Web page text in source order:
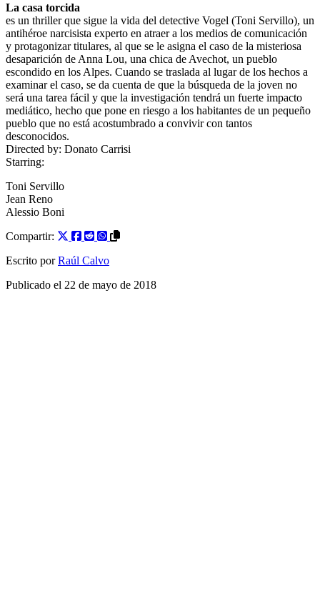
La casa torcida
es un thriller que sigue la vida del detective Vogel (Toni Servillo), un
antihéroe narcisista experto en atraer a los medios de comunicación
y protagonizar titulares, al que se le asigna el caso de la misteriosa
desaparición de Anna Lou, una chica de Avechot, un pueblo
escondido en los Alpes. Cuando se traslada al lugar de los hechos a
examinar el caso, se da cuenta de que la búsqueda de la joven no
será una tarea fácil y que la investigación tendrá un fuerte impacto
mediático, hecho que pone en riesgo a los habitantes de un pequeño
pueblo que no está acostumbrado a convivir con tantos
desconocidos.
Directed by: Donato Carrisi
Starring:
Toni Servillo
Jean Reno
Alessio Boni
Compartir:
Escrito por Raúl Calvo
Publicado el 22 de mayo de 2018